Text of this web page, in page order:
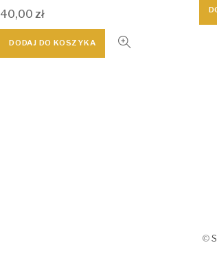
40,00 zł
DODAJ DO KOSZYKA
©